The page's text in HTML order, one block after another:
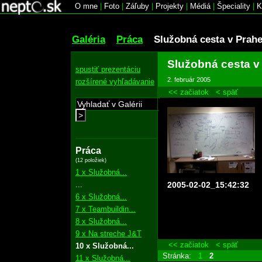
O mne Foto Záľuby Projekty Médiá| Špeciality
Galéria Práca Služobná cesta v Prahe
spustiť prezentáciu
rozšírené vyhľadávanie
>
Práca
(12 položiek)
1 x Služobná...
6 x Služobná...
7 x Teambuildin...
8 x Služobná...
9 x Na streche J&T
10 x Služobná...
11 x Služobná...
Služobná cesta v
2. február 2005
<< začiatok < späť
2005-02-02_15:42:32
<< začiatok
< späť
Stránka:
1 2